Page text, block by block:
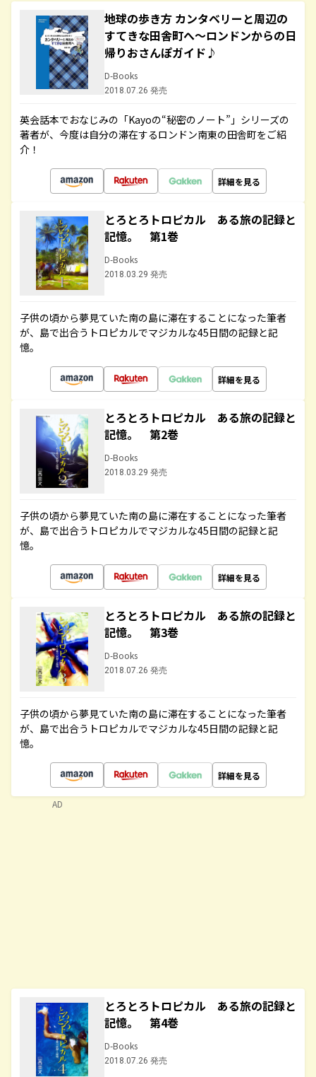
地球の歩き方 カンタベリーと周辺の
すてきな田舎町へ～ロンドンからの日
帰りおさんぽガイド♪
D-Books
2018.07.26 発売
英会話本でおなじみの「Kayoの“秘密のノート”」シリーズの
著者が、今度は自分の滞在するロンドン南東の田舎町をご紹
介！
詳細を見る
とろとろトロピカル ある旅の記録と
記憶。 第1巻
D-Books
2018.03.29 発売
子供の頃から夢見ていた南の島に滞在することになった筆者
が、島で出合うトロピカルでマジカルな45日間の記録と記
憶。
詳細を見る
とろとろトロピカル ある旅の記録と
記憶。 第2巻
D-Books
2018.03.29 発売
子供の頃から夢見ていた南の島に滞在することになった筆者
が、島で出合うトロピカルでマジカルな45日間の記録と記
憶。
詳細を見る
とろとろトロピカル ある旅の記録と
記憶。 第3巻
D-Books
2018.07.26 発売
子供の頃から夢見ていた南の島に滞在することになった筆者
が、島で出合うトロピカルでマジカルな45日間の記録と記
憶。
詳細を見る
とろとろトロピカル ある旅の記録と
記憶。 第4巻
D-Books
2018.07.26 発売
AD